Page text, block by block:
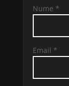
Nume *
Email *